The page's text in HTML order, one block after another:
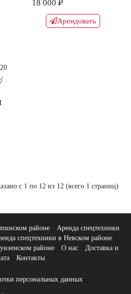
18 000 ₽
Арендовать
с 1 по 12 из 12 (всего 1 страниц)
районе
Аренда спецтехники
спецтехники в Невском районе
районе
О нас
Доставка и
Контакты
персональных данных